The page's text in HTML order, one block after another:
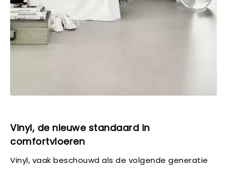
Vinyl, de nieuwe standaard in
comfortvloeren
Vinyl, vaak beschouwd als de volgende generatie